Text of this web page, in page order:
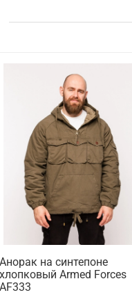
Анорак на синтепоне
хлопковый Armed Forces
AF333